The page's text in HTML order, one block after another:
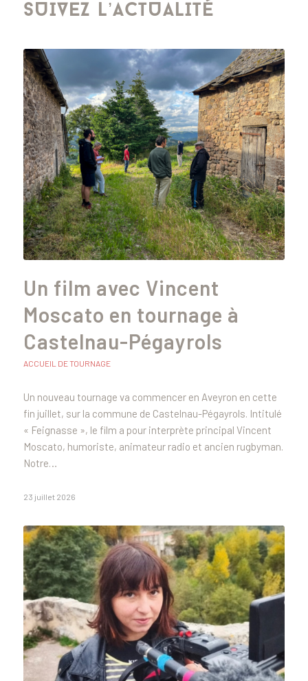
SUIVEZ L’ACTUALITÉ
Un film avec Vincent
Moscato en tournage à
Castelnau-Pégayrols
ACCUEIL DE TOURNAGE
Un nouveau tournage va commencer en Aveyron en cette
fin juillet, sur la commune de Castelnau-Pégayrols. Intitulé
« Feignasse », le film a pour interprète principal Vincent
Moscato, humoriste, animateur radio et ancien rugbyman.
Notre…
23 juillet 2026